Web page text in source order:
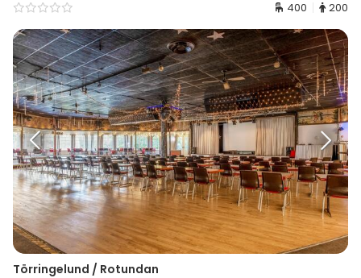
400 200
Törringelund / Rotundan